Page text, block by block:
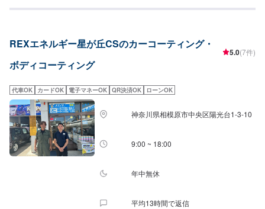
G'ZOX新車軽自動車60,000円~普通車80,000円~大型車100,000円
RV/1BOX160,000円~・ハイモースコート新車軽自動車80,000円~普通車
100,000円~大型車150,000円~RV/1BOX180,000円~大型RV/1BOX210,000円
~・ハイモースコート経年車軽自動車98,000円~普通車120,000円~大型車
トS80,000円M90,000円L120,000円XL150,000円WXL180,000円
REXエネルギー星が丘CSのカーコーティング・
ボディコーティング
5.0(7件)
代車OK カードOK 電子マネーOK QR決済OK ローンOK
神奈川県相模原市中央区陽光台1-3-10
9:00 ~ 18:00
年中無休
平均13時間で返信